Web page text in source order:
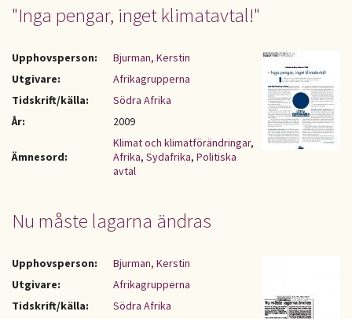
"Inga pengar, inget klimatavtal!"
Upphovsperson:
Bjurman, Kerstin
Utgivare:
Afrikagrupperna
Tidskrift/källa:
Södra Afrika
År:
2009
Ämnesord:
Klimat och klimatförändringar,
Afrika, Sydafrika, Politiska
avtal
Nu måste lagarna ändras
Upphovsperson:
Bjurman, Kerstin
Utgivare:
Afrikagrupperna
Tidskrift/källa:
Södra Afrika